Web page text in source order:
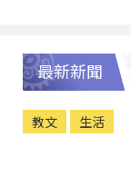
最新新聞
教文 生活